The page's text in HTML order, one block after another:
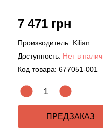
7 471 грн
Производитель: Kilian
Доступность: Нет в
Код товара: 677051-001
ПРЕДЗАКАЗ